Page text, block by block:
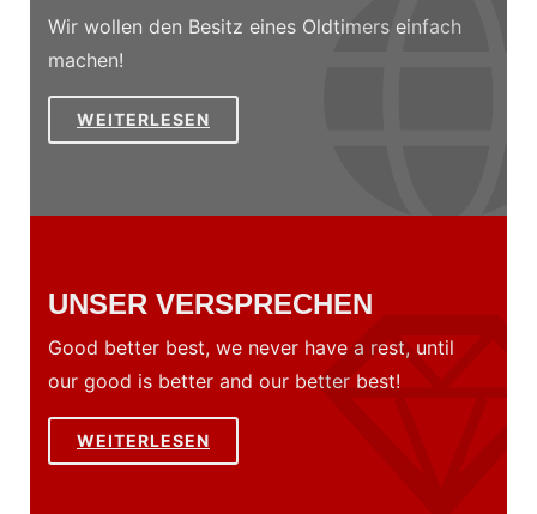
Wir wollen den Besitz eines Oldtimers einfach
machen!
WEITERLESEN
UNSER VERSPRECHEN
Good better best, we never have a rest, until
our good is better and our better best!
WEITERLESEN